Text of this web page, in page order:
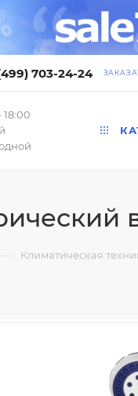
703-24-24
— Климатическая